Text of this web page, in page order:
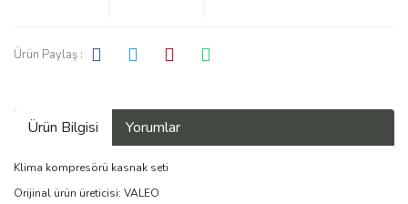
Ürün Paylaş :
Ürün Bilgisi Yorumlar
Klima kompresörü kasnak seti
Orijinal ürün üreticisi: VALEO